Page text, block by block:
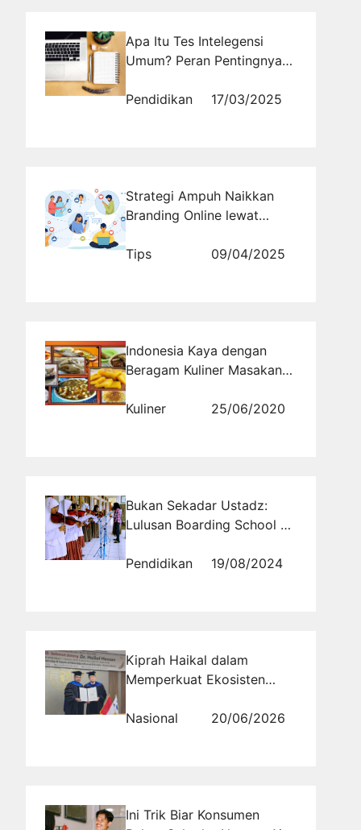
Apa Itu Tes Intelegensi
Umum? Peran Pentingnya
Pendidikan
17/03/2025
Strategi Ampuh Naikkan
Branding Online lewat
Tips
09/04/2025
Indonesia Kaya dengan
Beragam Kuliner Masakan
Kuliner
25/06/2020
Bukan Sekadar Ustadz:
Lulusan Boarding School di
Pendidikan
19/08/2024
Kiprah Haikal dalam
Memperkuat Ekosisten
Profesor Emeritus dari Silla
Nasional 20/06/2026
Ini Trik Biar Konsumen